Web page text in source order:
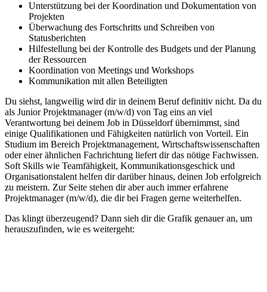
Unterstützung bei der Koordination und Dokumentation von
Projekten
Überwachung des Fortschritts und Schreiben von
Statusberichten
Hilfestellung bei der Kontrolle des Budgets und der Planung
der Ressourcen
Koordination von Meetings und Workshops
Kommunikation mit allen Beteiligten
Du siehst, langweilig wird dir in deinem Beruf definitiv nicht. Da du
als Junior Projektmanager (m/w/d) von Tag eins an viel
Verantwortung bei deinem Job in Düsseldorf übernimmst, sind
einige Qualifikationen und Fähigkeiten natürlich von Vorteil. Ein
Studium im Bereich Projektmanagement, Wirtschaftswissenschaften
oder einer ähnlichen Fachrichtung liefert dir das nötige Fachwissen.
Soft Skills wie Teamfähigkeit, Kommunikationsgeschick und
Organisationstalent helfen dir darüber hinaus, deinen Job erfolgreich
zu meistern. Zur Seite stehen dir aber auch immer erfahrene
Projektmanager (m/w/d), die dir bei Fragen gerne weiterhelfen.
Das klingt überzeugend? Dann sieh dir die Grafik genauer an, um
herauszufinden, wie es weitergeht: